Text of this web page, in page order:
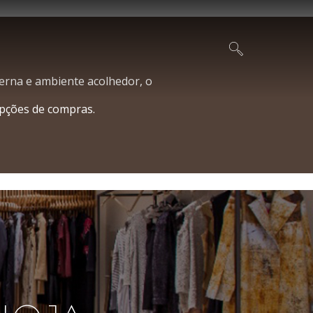
e ambiente acolhedor, o
de compras.